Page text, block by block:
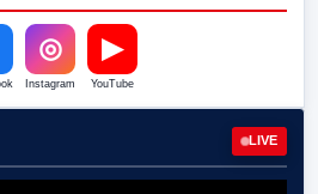
◎
Instagram
▶
YouTube
LIVE